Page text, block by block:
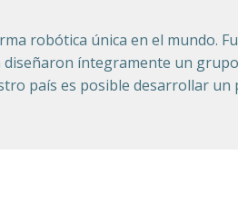
robótica única en el mundo.
diseñaron íntegramente un
país es posible desarrollar